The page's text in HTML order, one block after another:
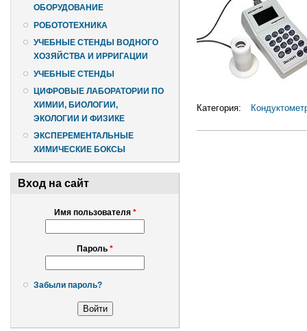
ОБОРУДОВАНИЕ
РОБОТОТЕХНИКА
УЧЕБНЫЕ СТЕНДЫ ВОДНОГО
ХОЗЯЙСТВА И ИРРИГАЦИИ
УЧЕБНЫЕ СТЕНДЫ
ЦИФРОВЫЕ ЛАБОРАТОРИИ ПО
ХИМИИ, БИОЛОГИИ,
ЭКОЛОГИИ И ФИЗИКЕ
ЭКСПЕРЕМЕНТАЛЬНЫЕ
ХИМИЧЕСКИЕ БОКСЫ
Вход на сайт
Имя пользователя *
Пароль *
Забыли пароль?
Категория: